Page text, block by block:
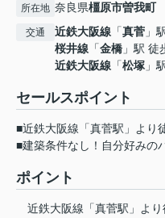
所在地 奈良県橿原市曽我町
交通 近鉄大阪線 「真菅 」
桜井線 「金橋 」駅 徒
近鉄大阪線 「松塚 」
セールスポイント
■近鉄大阪線「真菅駅」より
■建築条件なし！自分好みの
ポイント
近鉄大阪線「真菅駅」よ